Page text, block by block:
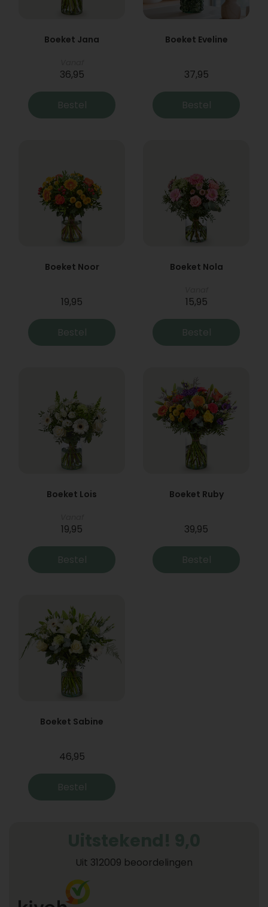
Boeket Jana
36,95
Bestel
Boeket Eveline
37,95
Bestel
Boeket Noor
19,95
Bestel
Boeket Nola
15,95
Bestel
Boeket Lois
19,95
Bestel
Boeket Ruby
39,95
Bestel
Boeket Sabine
46,95
Bestel
Uit 312009 beoordelingen